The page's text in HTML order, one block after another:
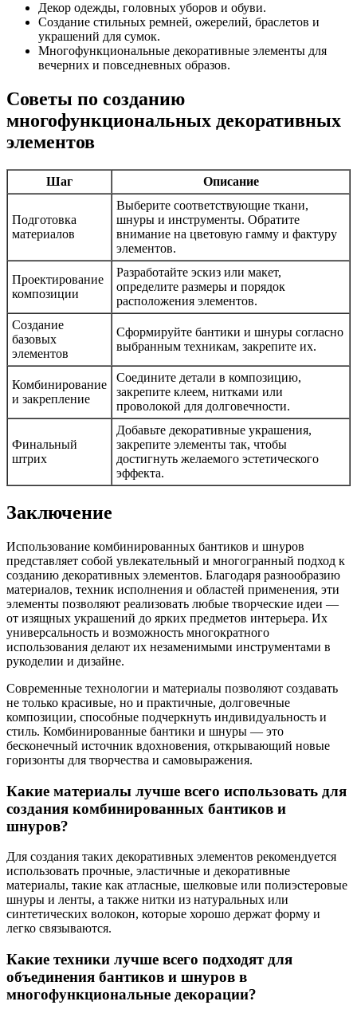
Декор одежды, головных уборов и обуви.
Создание стильных ремней, ожерелий, браслетов и
украшений для сумок.
Многофункциональные декоративные элементы для
вечерних и повседневных образов.
Советы по созданию
многофункциональных декоративных
элементов
Шаг Описание
Подготовка
материалов
Выберите соответствующие ткани,
шнуры и инструменты. Обратите
внимание на цветовую гамму и фактуру
элементов.
Проектирование
композиции
Разработайте эскиз или макет,
определите размеры и порядок
расположения элементов.
Создание
базовых
элементов
Сформируйте бантики и шнуры согласно
выбранным техникам, закрепите их.
Комбинирование
и закрепление
Соедините детали в композицию,
закрепите клеем, нитками или
проволокой для долговечности.
Финальный
штрих
Добавьте декоративные украшения,
закрепите элементы так, чтобы
достигнуть желаемого эстетического
эффекта.
Заключение
Использование комбинированных бантиков и шнуров
представляет собой увлекательный и многогранный подход к
созданию декоративных элементов. Благодаря разнообразию
материалов, техник исполнения и областей применения, эти
элементы позволяют реализовать любые творческие идеи —
от изящных украшений до ярких предметов интерьера. Их
универсальность и возможность многократного
использования делают их незаменимыми инструментами в
рукоделии и дизайне.
Современные технологии и материалы позволяют создавать
не только красивые, но и практичные, долговечные
композиции, способные подчеркнуть индивидуальность и
стиль. Комбинированные бантики и шнуры — это
бесконечный источник вдохновения, открывающий новые
горизонты для творчества и самовыражения.
Какие материалы лучше всего использовать для
создания комбинированных бантиков и
шнуров?
Для создания таких декоративных элементов рекомендуется
использовать прочные, эластичные и декоративные
материалы, такие как атласные, шелковые или полиэстеровые
шнуры и ленты, а также нитки из натуральных или
синтетических волокон, которые хорошо держат форму и
легко связываются.
Какие техники лучше всего подходят для
объединения бантиков и шнуров в
многофункциональные декорации?